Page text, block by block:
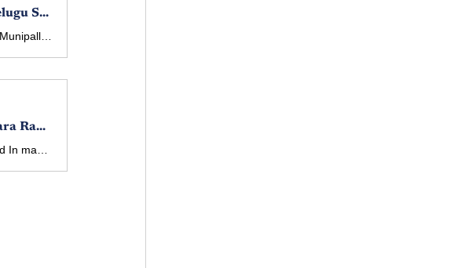
Kalapu Ruchi Rasa Samanvayam- కాలపు రుచి - రస సమన్వయం​ - New Telugu Story Written By Vasundhara Rani Munipalle
Kalapu Ruchi Rasa Samanvayam- New Telugu Story Written By Vasundhara Rani Munipalle Published In manatelugukathalu.com On 11/12/2025 కాలపు రుచి - రస సమన్వయం​ - తెలుగు కథ రచన: వసుంధర రాణి మునిపల్లె
Thalli Manasu - తల్లి మనసు - New Telugu Story Written By Vasundhara Rani Munipalle
Thalli Manasu - New Telugu Story Written By Vasundhara Rani Munipalle Published In manatelugukathalu.com On 27/11/2025 తల్లి మనసు - తెలుగు కథ రచన: వసుంధర రాణి మునిపల్లె